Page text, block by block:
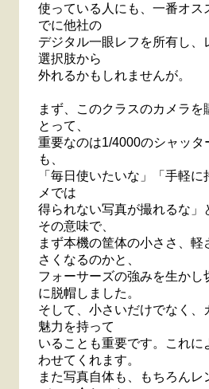
使っている人にも、一番オ
でに他社の
デジタル一眼レフを所有し
選択肢から
外れるかもしれませんが。
まず、このクラスのカメラ
とって、
重要なのは1/4000のシャッ
も、
「毎日使いたいな」「手軽
メでは
得られない写真が撮れるな
その意味で、
まず本機の筐体の小ささ、
さくなるのかと、
フォーサーズの強みを生か
に脱帽しました。
そして、小さいだけでなく
魅力を持って
いることも重要です。これ
わせてくれます。
また写真自体も、もちろん